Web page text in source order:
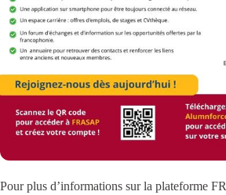
Pour plus d’informations sur la plateforme